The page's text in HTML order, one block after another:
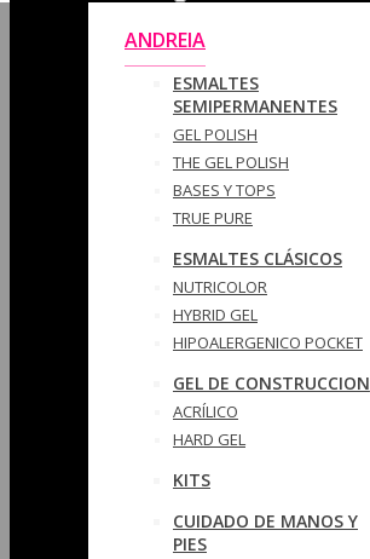
ANDREIA
ESMALTES
SEMIPERMANENTES
GEL POLISH
THE GEL POLISH
BASES Y‎ TOPS
TRUE PURE
ESMALTES CLÁSICOS
NUTRICOLOR
HYBRID GEL
HIPOALERGENICO POCKET
GEL DE CONSTRUCCION
ACRÍLICO
HARD GEL
KITS
CUIDADO DE MANOS Y
PIES